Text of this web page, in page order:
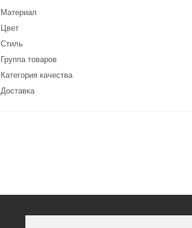
Материал
Цвет
Стиль
Группа товаров
Категория качества
Доставка